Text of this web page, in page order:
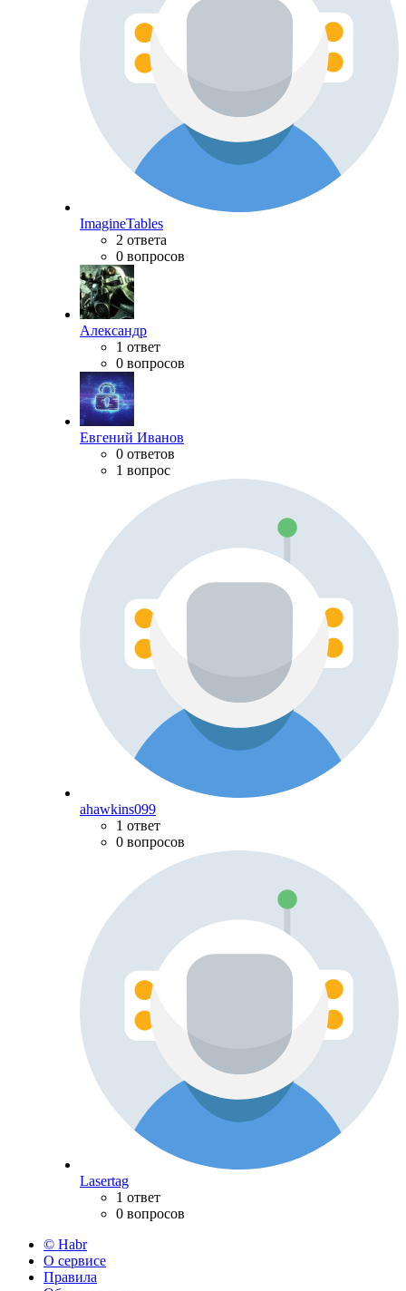
ImagineTables
2 ответа
0 вопросов
Александр
1 ответ
0 вопросов
Евгений Иванов
0 ответов
1 вопрос
ahawkins099
1 ответ
0 вопросов
Lasertag
1 ответ
0 вопросов
© Habr
О сервисе
Правила